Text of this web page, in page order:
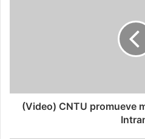
(Video) CNTU promueve